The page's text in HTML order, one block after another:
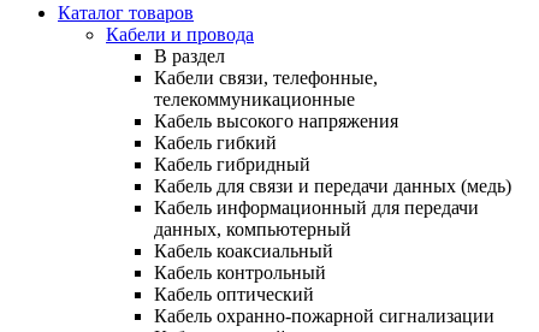
Каталог товаров
Кабели и провода
В раздел
Кабели связи, телефонные,
телекоммуникационные
Кабель высокого напряжения
Кабель гибкий
Кабель гибридный
Кабель для связи и передачи данных (медь)
Кабель информационный для передачи
данных, компьютерный
Кабель коаксиальный
Кабель контрольный
Кабель оптический
Кабель охранно-пожарной сигнализации